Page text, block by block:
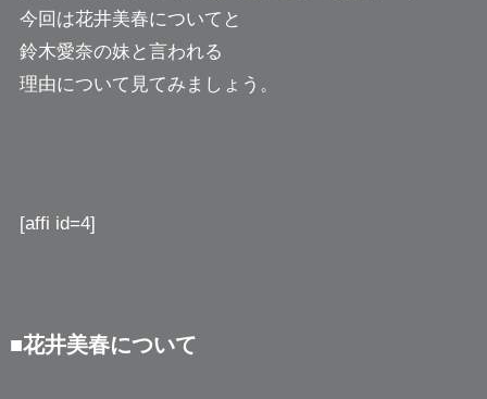
今回は花井美春についてと
鈴木愛奈の妹と言われる
理由について見てみましょう。
[affi id=4]
■花井美春について